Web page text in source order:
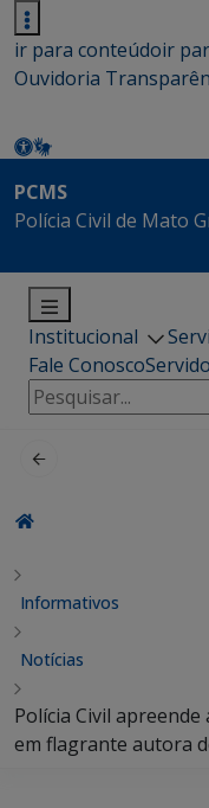
ir para conteúdoir
Ouvidoria
PCMS
Polícia Civil de Mato
Institucional
Fale Conosco
Pesquisar
por:
Informativos
Notícias
Polícia Civil
em flagrante autora